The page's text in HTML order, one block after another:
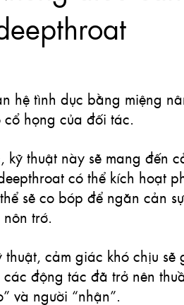
hệ tình dục bằng miệng
họng của đối tác.
thuật này sẽ mang đến
có thể kích hoạt
sẽ co bóp để ngăn cản
trớ.
cảm giác khó chịu
động tác đã trở nên
và người “nhận”.